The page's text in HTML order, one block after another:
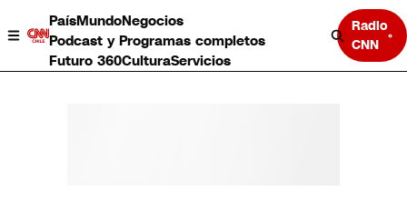
PaísMundoNegocios
Podcast y Programas completos
Futuro 360CulturaServicios
Radio
CNN